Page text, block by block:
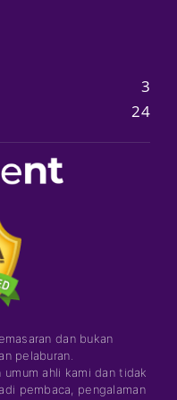
3
24
dan bukan
pelaburan.
umum ahli kami dan tidak
pembaca, pengalaman